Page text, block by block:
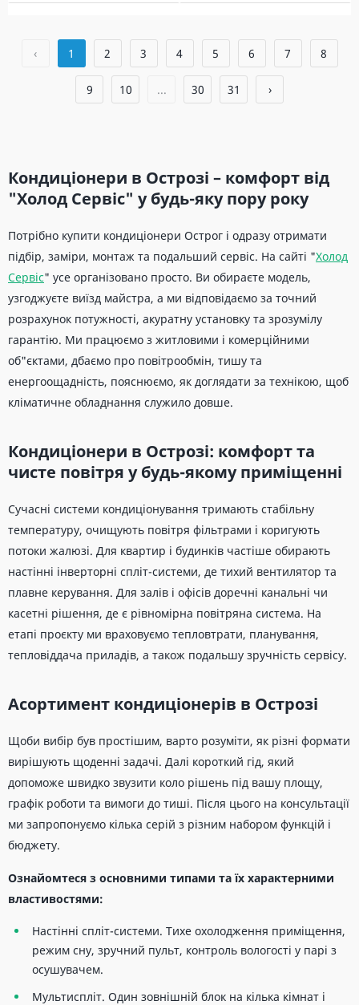
‹ 1 2 3 4 5 6 7 8
9 10 ... 30 31 ›
Кондиціонери в Острозі – комфорт від
"Холод Сервіс" у будь-яку пору року
Потрібно купити кондиціонери Острог і одразу отримати
підбір, заміри, монтаж та подальший сервіс. На сайті "Холод
Сервіс" усе організовано просто. Ви обираєте модель,
узгоджуєте виїзд майстра, а ми відповідаємо за точний
розрахунок потужності, акуратну установку та зрозумілу
гарантію. Ми працюємо з житловими і комерційними
об"єктами, дбаємо про повітрообмін, тишу та
енергоощадність, пояснюємо, як доглядати за технікою, щоб
кліматичне обладнання служило довше.
Кондиціонери в Острозі: комфорт та
чисте повітря у будь-якому приміщенні
Сучасні системи кондиціонування тримають стабільну
температуру, очищують повітря фільтрами і коригують
потоки жалюзі. Для квартир і будинків частіше обирають
настінні інверторні спліт-системи, де тихий вентилятор та
плавне керування. Для залів і офісів доречні канальні чи
касетні рішення, де є рівномірна повітряна система. На
етапі проєкту ми враховуємо тепловтрати, планування,
тепловіддача приладів, а також подальшу зручність сервісу.
Асортимент кондиціонерів в Острозі
Щоби вибір був простішим, варто розуміти, як різні формати
вирішують щоденні задачі. Далі короткий гід, який
допоможе швидко звузити коло рішень під вашу площу,
графік роботи та вимоги до тиші. Після цього на консультації
ми запропонуємо кілька серій з різним набором функцій і
бюджету.
Ознайомтеся з основними типами та їх характерними
властивостями:
Настінні спліт-системи. Тихе охолодження приміщення,
режим сну, зручний пульт, контроль вологості у парі з
осушувачем.
Мультиспліт. Один зовнішній блок на кілька кімнат і